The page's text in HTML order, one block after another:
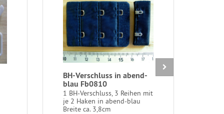
BH-Verschluss in abend-
blau Fb0810
1 BH-Verschluss, 3 Reihen mit
je 2 Haken in abend-blau
Breite ca. 3,8cm